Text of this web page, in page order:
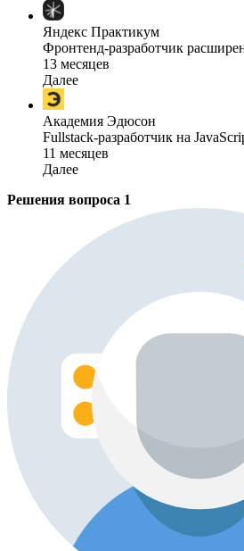
Яндекс Практикум
Фронтенд-разработчик
13 месяцев
Далее
Академия Эдюсон
Fullstack-разработчик на
11 месяцев
Далее
Решения вопроса 1